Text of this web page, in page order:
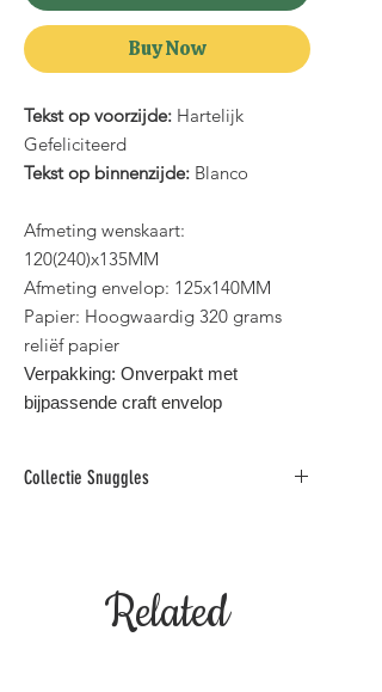
Buy Now
Tekst op voorzijde: Hartelijk
Gefeliciteerd
Tekst op binnenzijde: Blanco
Afmeting wenskaart:
120(240)x135MM
Afmeting envelop: 125x140MM
Papier: Hoogwaardig 320 grams
reliëf papier
Verpakking: Onverpakt met
bijpassende craft envelop
Collectie Snuggles
Nederlands als in het Engels.
Binnen standaard postformaat voor
Related